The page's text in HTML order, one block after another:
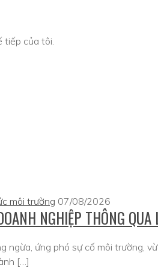
tiếp của tôi.
môi trường 07/08/2026
NGHIỆP THÔNG
ứng phó sự cố môi trường,
[…]